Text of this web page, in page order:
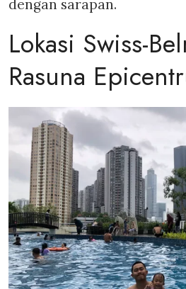
dengan sarapan.
Lokasi Swiss-
Rasuna